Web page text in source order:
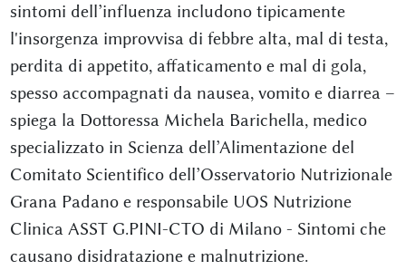
sintomi dell’influenza includono tipicamente
l'insorgenza improvvisa di febbre alta, mal di testa,
perdita di appetito, affaticamento e mal di gola,
spesso accompagnati da nausea, vomito e diarrea –
spiega la Dottoressa Michela Barichella, medico
specializzato in Scienza dell’Alimentazione del
Comitato Scientifico dell’Osservatorio Nutrizionale
Grana Padano e responsabile UOS Nutrizione
Clinica ASST G.PINI-CTO di Milano - Sintomi che
causano disidratazione e malnutrizione.